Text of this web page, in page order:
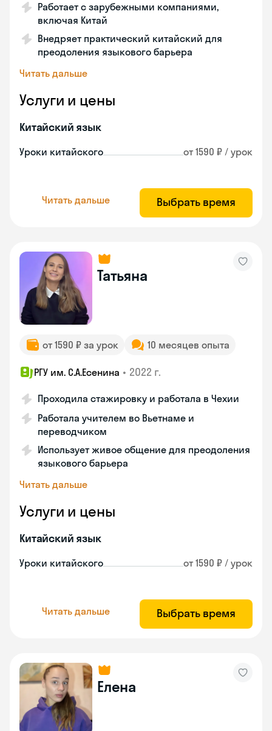
Работает с зарубежными компаниями,
включая Китай
Внедряет практический китайский для
преодоления языкового барьера
Читать дальше
Услуги и цены
Китайский язык
Уроки китайского от 1590 ₽ / урок
Читать дальше Выбрать время
Татьяна
от 1590 ₽ за урок 10 месяцев опыта
РГУ им. С.А.Есенина • 2022 г.
Проходила стажировку и работала в Чехии
Работала учителем во Вьетнаме и
переводчиком
Использует живое общение для преодоления
языкового барьера
Читать дальше
Услуги и цены
Китайский язык
Уроки китайского от 1590 ₽ / урок
Читать дальше Выбрать время
Елена